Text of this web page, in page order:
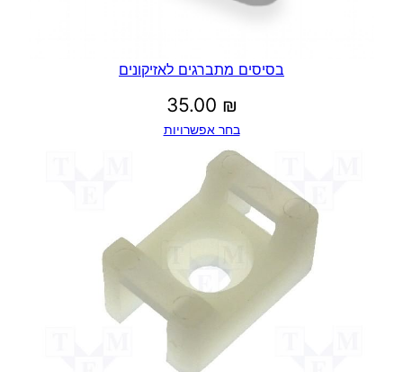
בסיסים מתברגים לאזיקונים
35.00 ₪
בחר אפשרויות